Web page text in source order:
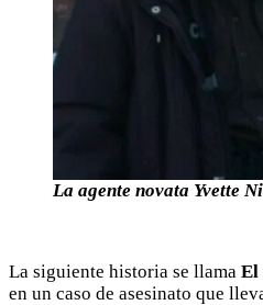
La agente novata Yvette
La siguiente historia se llama El
en un caso de asesinato que